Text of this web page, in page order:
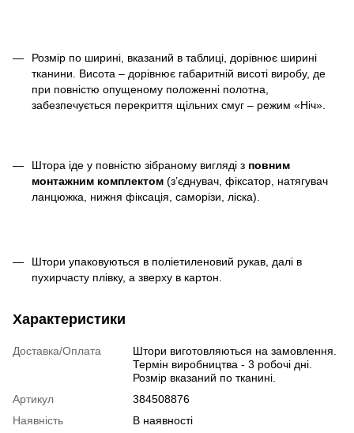
Розмір по ширині, вказаний в таблиці, дорівнює ширині
тканини. Висота – дорівнює габаритній висоті виробу, де
при повністю опущеному положенні полотна,
забезпечується перекриття щільних смуг – режим «Ніч».
Штора іде у повністю зібраному вигляді з повним
монтажним комплектом (з’єднувач, фіксатор, натягувач
ланцюжка, нижня фіксація, саморізи, ліска).
Штори упаковуються в поліетиленовий рукав, далі в
пухирчасту плівку, а зверху в картон.
Характеристики
Доставка/Оплата
Штори виготовляються на замовлення.
Термін виробництва - 3 робочі дні.
Розмір вказаний по тканині.
Артикул
384508876
Наявність
В наявності